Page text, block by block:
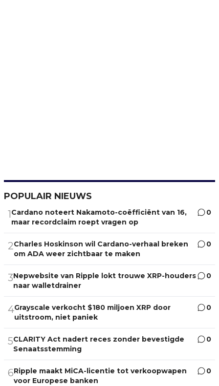
POPULAIR NIEUWS
1Cardano noteert Nakamoto-coëfficiënt van 16,
maar recordclaim roept vragen op
0
2Charles Hoskinson wil Cardano-verhaal breken
om ADA weer zichtbaar te maken
0
3Nepwebsite van Ripple lokt trouwe XRP-houders
naar walletdrainer
0
4Grayscale verkocht $180 miljoen XRP door
uitstroom, niet paniek
0
5CLARITY Act nadert reces zonder bevestigde
Senaatsstemming
0
6Ripple maakt MiCA-licentie tot verkoopwapen
voor Europese banken
0